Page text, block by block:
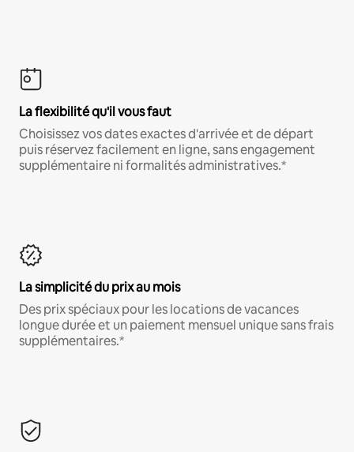
La flexibilité qu'il vous faut
Choisissez vos dates exactes d'arrivée et de départ
puis réservez facilement en ligne, sans engagement
supplémentaire ni formalités administratives.*
La simplicité du prix au mois
Des prix spéciaux pour les locations de vacances
longue durée et un paiement mensuel unique sans frais
supplémentaires.*